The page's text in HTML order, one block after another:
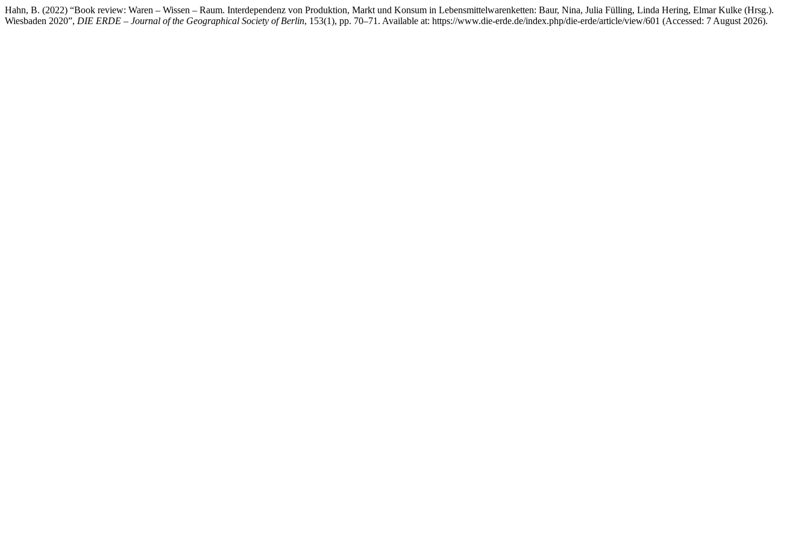
Hahn, B. (2022) “Book review: Waren – Wissen – Raum. Interdependenz von Produktion, Markt und Konsum in Lebensmittelwarenketten: Baur, Nina, Julia Fülling, Linda Hering, Elmar Kulke (Hrsg.).
Wiesbaden 2020”, DIE ERDE – Journal of the Geographical Society of Berlin, 153(1), pp. 70–71. Available at: https://www.die-erde.de/index.php/die-erde/article/view/601 (Accessed: 7 August 2026).